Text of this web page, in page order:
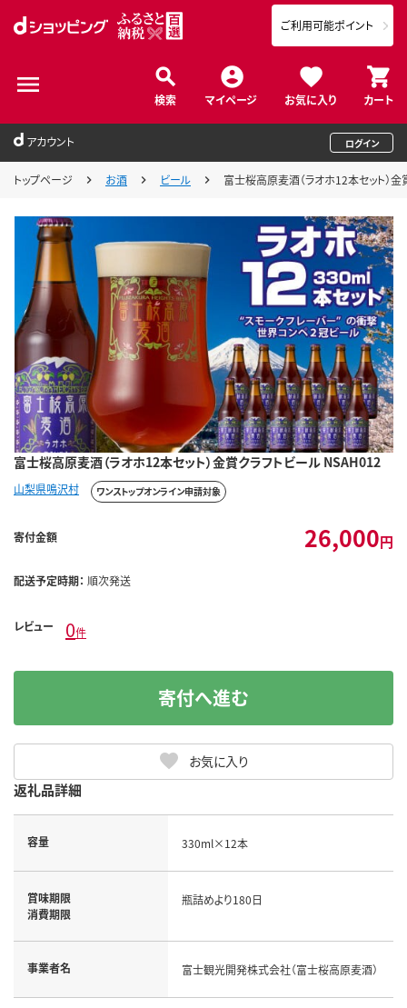
検索 マイページ お気に入り カート
ご利用可能ポイント
アカウント ログイン
トップページ お酒 ビール 富士桜高原麦酒（ラオホ12本セット）
富士桜高原麦酒（ラオホ12本セット）金賞クラフトビール NSAH012
山梨県鳴沢村 ワンストップオンライン申請対象
寄付金額 26,000円
配送予定時期： 順次発送
レビュー 0件
お気に入り
寄付へ進む
返礼品詳細
容量 330ml×12本
賞味期限
消費期限
瓶詰めより180日
事業者名 富士観光開発株式会社（富士桜高原麦酒）